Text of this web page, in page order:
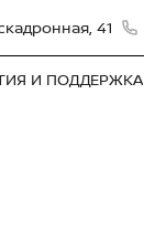
41
И ПОДДЕРЖКА